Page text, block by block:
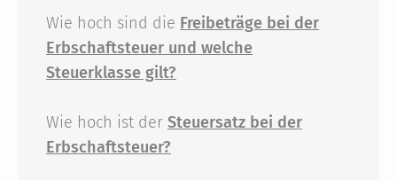
Wie hoch sind die Freibeträge bei der
Erbschaftsteuer und welche
Steuerklasse gilt?
Wie hoch ist der Steuersatz bei der
Erbschaftsteuer?